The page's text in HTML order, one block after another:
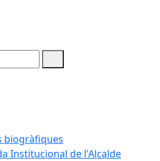
biogràfiques
Institucional de l'Alcalde